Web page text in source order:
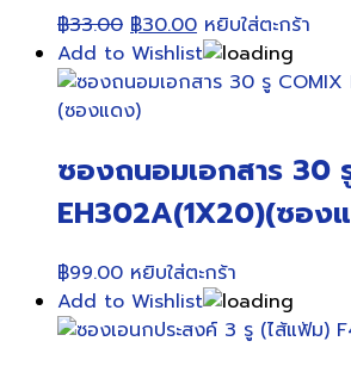
฿33.00 Original
price
was:
฿33.00.
฿30.00Current
price
is:
หยิบใส่ตะกร้า
Add to Wishlist
ซองถนอมเอกสาร 30
EH302A(1X20)(ซอง
฿99.00 หยิบใส่ตะกร้า
Add to Wishlist